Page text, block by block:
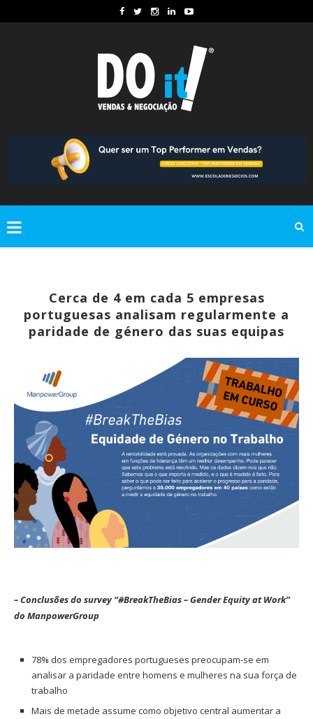
Cerca de 4 em cada 5 empresas
portuguesas analisam regularmente a
paridade de género das suas equipas
– Conclusões do survey “#BreakTheBias – Gender Equity at Work”
do ManpowerGroup
78% dos empregadores portugueses preocupam-se em
analisar a paridade entre homens e mulheres na sua força de
trabalho
Mais de metade assume como objetivo central aumentar a